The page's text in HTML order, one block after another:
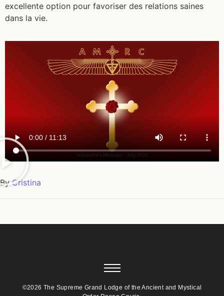
excellente option pour favoriser des relations saines
dans la vie.
ByCristina
©2026 The Supreme Grand Lodge of the Ancient and Mystical